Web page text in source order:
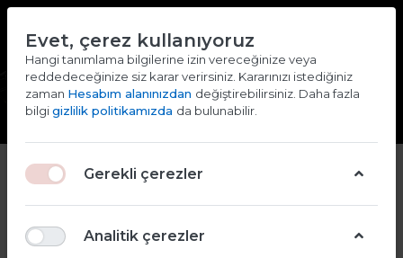
Giriş yap Kaydol
Evet, çerez kullanıyoruz
Hangi tanımlama bilgilerine izin vereceğinize veya
reddedeceğinize siz karar verirsiniz. Kararınızı istediğiniz
zaman Hesabım alanınızdan değiştirebilirsiniz. Daha fazla
bilgigizlilik politikamızda da bulunabilir.
Gerekli çerezler
Analitik çerezler